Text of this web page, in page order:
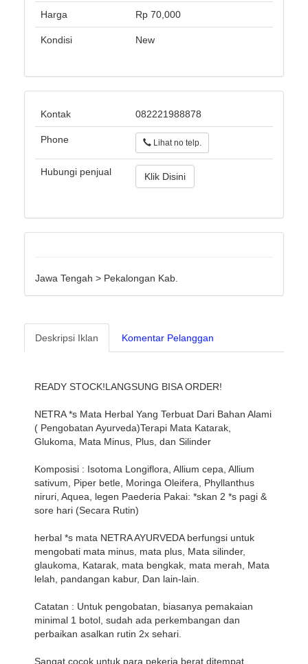
Harga Rp 70,000
Kondisi New
Kontak 082221988878
Phone Lihat no telp.
Hubungi penjual Klik Disini
Jawa Tengah > Pekalongan Kab.
Deskripsi Iklan Komentar Pelanggan
READY STOCK!LANGSUNG BISA ORDER!
NETRA *s Mata Herbal Yang Terbuat Dari Bahan Alami
( Pengobatan Ayurveda)Terapi Mata Katarak,
Glukoma, Mata Minus, Plus, dan Silinder
Komposisi : Isotoma Longiflora, Allium cepa, Allium
sativum, Piper betle, Moringa Oleifera, Phyllanthus
niruri, Aquea, legen Paederia Pakai: *skan 2 *s pagi &
sore hari (Secara Rutin)
herbal *s mata NETRA AYURVEDA berfungsi untuk
mengobati mata minus, mata plus, Mata silinder,
glaukoma, Katarak, mata bengkak, mata merah, Mata
lelah, pandangan kabur, Dan lain-lain.
Catatan : Untuk pengobatan, biasanya pemakaian
minimal 1 botol, sudah ada perkembangan dan
perbaikan asalkan rutin 2x sehari.
Sangat cocok untuk para pekerja berat ditempat